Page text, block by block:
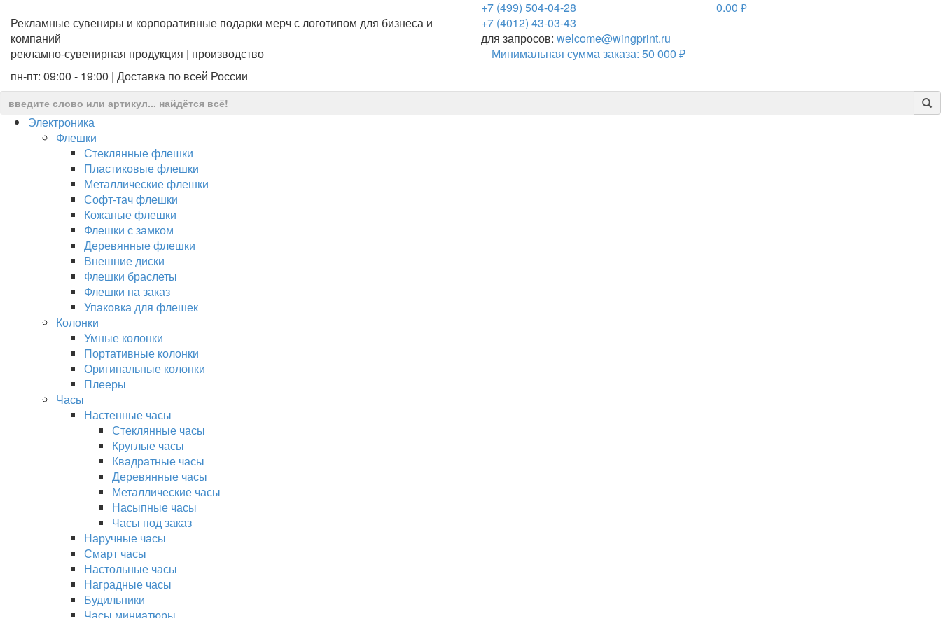
Рекламные сувениры и корпоративные подарки мерч с логотипом для бизнеса и
компаний
рекламно-сувенирная продукция | производство
пн-пт: 09:00 - 19:00 | Доставка по всей России
+7 (499) 504-04-28
+7 (4012) 43-03-43
для запросов: welcome@wingprint.ru
Минимальная сумма заказа: 50 000 ₽
0.00 руб.
Электроника
Флешки
Стеклянные флешки
Пластиковые флешки
Металлические флешки
Софт-тач флешки
Кожаные флешки
Флешки с замком
Деревянные флешки
Внешние диски
Флешки браслеты
Флешки на заказ
Упаковка для флешек
Колонки
Умные колонки
Портативные колонки
Оригинальные колонки
Плееры
Часы
Настенные часы
Стеклянные часы
Круглые часы
Квадратные часы
Деревянные часы
Металлические часы
Насыпные часы
Часы под заказ
Наручные часы
Смарт часы
Настольные часы
Наградные часы
Будильники